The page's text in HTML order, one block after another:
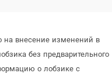
на внесение изменений в
без предварительного
о лобзике с